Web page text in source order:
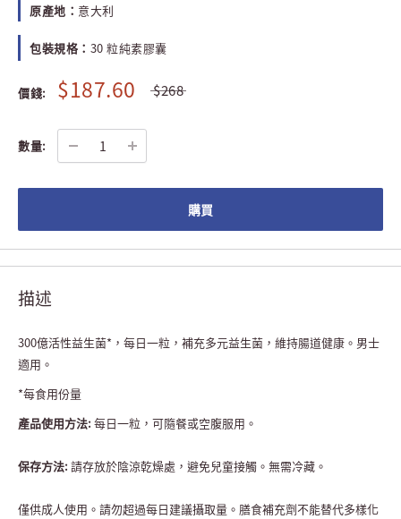
原產地： 意大利
包裝規格： 30 粒純素膠囊
價錢: $187.60 $268
數量:
購買
描述
300億活性益生菌*，每日一粒，補充多元益生菌，維持腸道健康。男士
適用。
*每食用份量
產品使用方法: 每日一粒，可隨餐或空腹服用。
保存方法: 請存放於陰涼乾燥處，避免兒童接觸。無需冷藏。
僅供成人使用。請勿超過每日建議攝取量。膳食補充劑不能替代多樣化